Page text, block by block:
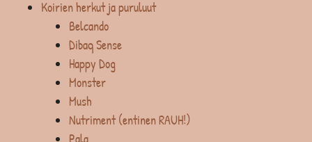
Koirien herkut ja puruluut
Belcando
Dibaq Sense
Happy Dog
Monster
Mush
Nutriment (entinen RAUH!)